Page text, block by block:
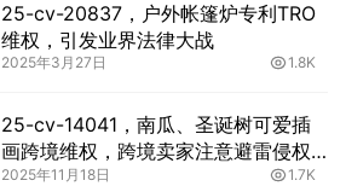
25-cv-20837，户外帐篷炉专利TRO
维权，引发业界法律大战
2025年3月27日 1.8K
25-cv-14041，南瓜、圣诞树可爱插
画跨境维权，跨境卖家注意避雷侵权
TRO风险！
2025年11月18日 1.7K